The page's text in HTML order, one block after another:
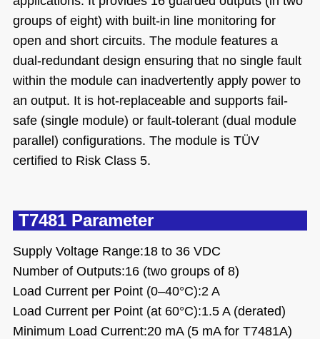
groups of eight) with built-in line monitoring for
open and short circuits. The module features a
dual-redundant design ensuring that no single fault
within the module can inadvertently apply power to
an output. It is hot-replaceable and supports fail-
safe (single module) or fault-tolerant (dual module
parallel) configurations. The module is TÜV
certified to Risk Class 5.
T7481 Parameter
Supply Voltage Range:18 to 36 VDC
Number of Outputs:16 (two groups of 8)
Load Current per Point (0–40°C):2 A
Load Current per Point (at 60°C):1.5 A (derated)
Minimum Load Current:20 mA (5 mA for T7481A)